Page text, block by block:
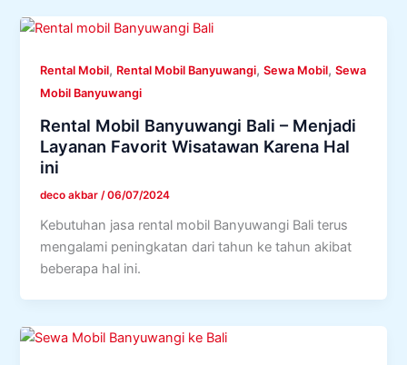
Rental Mobil, Rental Mobil Banyuwangi,Sewa Mobil,Sewa
Mobil Banyuwangi
Rental Mobil Banyuwangi Bali – Menjadi
Layanan Favorit Wisatawan Karena Hal
ini
deco akbar/06/07/2024
Kebutuhan jasa rental mobil Banyuwangi Bali terus
mengalami peningkatan dari tahun ke tahun akibat
beberapa hal ini.